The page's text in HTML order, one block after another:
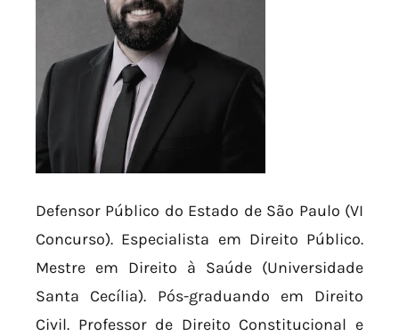
Defensor Público do Estado de São Paulo (VI
Concurso). Especialista em Direito Público.
Mestre em Direito à Saúde (Universidade
Santa Cecília). Pós-graduando em Direito
Civil. Professor de Direito Constitucional e